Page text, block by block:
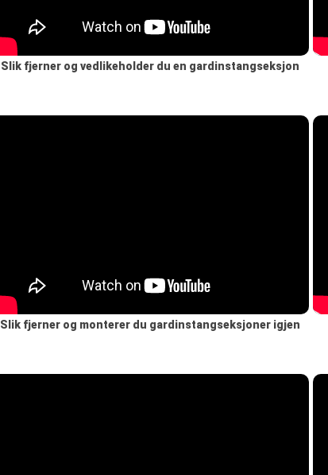
Slik fjerner og vedlikeholder du en gardinstangseksjon
Slik fjerner og monterer du gardinstangseksjoner igjen